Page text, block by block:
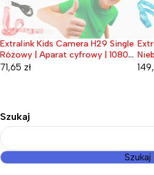
Wyprzedane
Extralink Kids Camera H29 Single
Różowy | Aparat cyfrowy | 1080P
30fps, wyświetlacz 2.0"
71,65 zł
Szukaj
Szukaj